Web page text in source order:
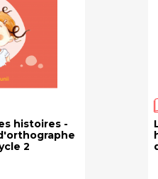
histoires -
2